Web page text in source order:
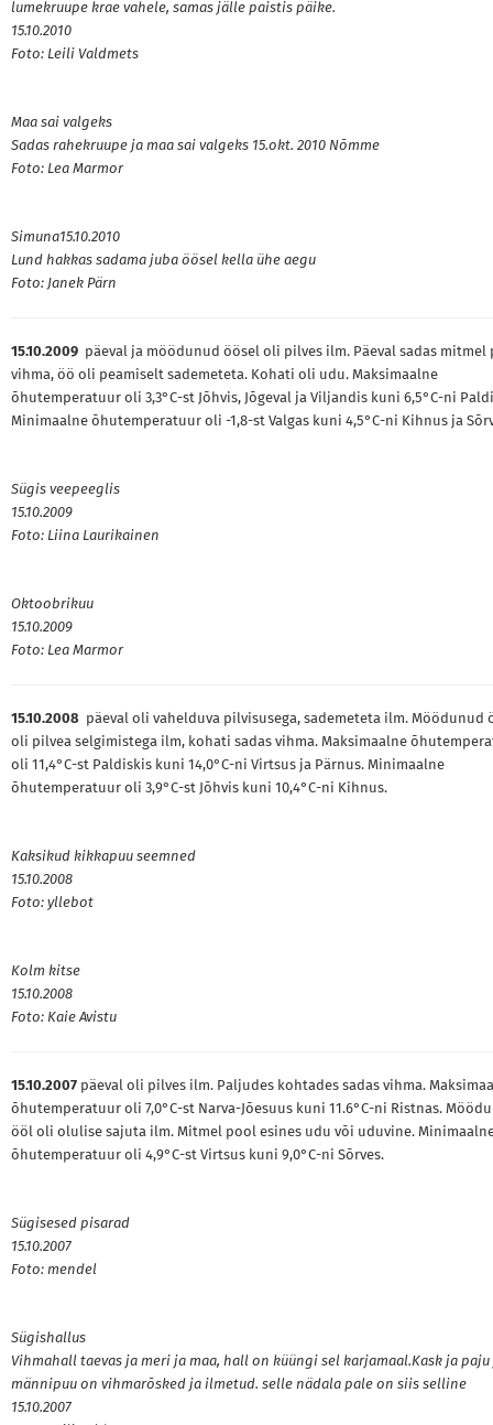
lumekruupe krae vahele, samas jälle paistis päike.
15.10.2010
Foto: Leili Valdmets
Maa sai valgeks
Sadas rahekruupe ja maa sai valgeks 15.okt. 2010 Nõmme
Foto: Lea Marmor
Simuna15.10.2010
Lund hakkas sadama juba öösel kella ühe aegu
Foto: Janek Pärn
15.10.2009 päeval ja möödunud öösel oli pilves ilm. Päeval sadas mitmel
vihma, öö oli peamiselt sademeteta. Kohati oli udu. Maksimaalne
õhutemperatuur oli 3,3°C-st Jõhvis, Jõgeval ja Viljandis kuni 6,5°C-ni
Minimaalne õhutemperatuur oli -1,8-st Valgas kuni 4,5°C-ni Kihnus ja
Sügis veepeeglis
15.10.2009
Foto: Liina Laurikainen
Oktoobrikuu
15.10.2009
Foto: Lea Marmor
15.10.2008 päeval oli vahelduva pilvisusega, sademeteta ilm. Möödunud
oli pilvea selgimistega ilm, kohati sadas vihma. Maksimaalne
oli 11,4°C-st Paldiskis kuni 14,0°C-ni Virtsus ja Pärnus. Minimaalne
õhutemperatuur oli 3,9°C-st Jõhvis kuni 10,4°C-ni Kihnus.
Kaksikud kikkapuu seemned
15.10.2008
Foto: yllebot
Kolm kitse
15.10.2008
Foto: Kaie Avistu
15.10.2007 päeval oli pilves ilm. Paljudes kohtades sadas vihma.
õhutemperatuur oli 7,0°C-st Narva-Jõesuus kuni 11.6°C-ni Ristnas.
ööl oli olulise sajuta ilm. Mitmel pool esines udu või uduvine.
õhutemperatuur oli 4,9°C-st Virtsus kuni 9,0°C-ni Sõrves.
Sügisesed pisarad
15.10.2007
Foto: mendel
Sügishallus
Vihmahall taevas ja meri ja maa, hall on küüngi sel karjamaal.Kask ja paju
männipuu on vihmarõsked ja ilmetud. selle nädala pale on siis selline
15.10.2007